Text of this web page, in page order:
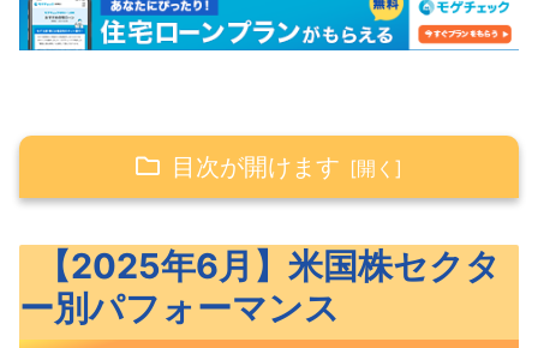
目次が開けます
マンス
【1ヶ月】セクター別パフォーマンス
【2025年6月】米国株セクタ
ー別パフォーマンス